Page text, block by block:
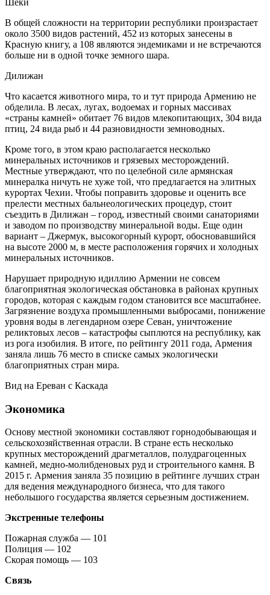
В общей сложности на территории республики произрастает
около 3500 видов растений, 452 из которых занесены в
Красную книгу, а 108 являются эндемиками и не встречаются
больше ни в одной точке земного шара.
Дилижан
Что касается животного мира, то и тут природа Армению не
обделила. В лесах, лугах, водоемах и горных массивах
«страны камней» обитает 76 видов млекопитающих, 304 вида
птиц, 24 вида рыб и 44 разновидности земноводных.
Кроме того, в этом краю располагается несколько
минеральных источников и грязевых месторождений.
Местные утверждают, что по целебной силе армянская
минералка ничуть не хуже той, что предлагается на элитных
курортах Чехии. Чтобы поправить здоровье и оценить все
прелести местных бальнеологических процедур, стоит
съездить в Дилижан – город, известный своими санаториями
и заводом по производству минеральной воды. Еще один
вариант – Джермук, высокогорный курорт, обосновавшийся
на высоте 2000 м, в месте расположения горячих и холодных
минеральных источников.
Нарушает природную идиллию Армении не совсем
благоприятная экологическая обстановка в районах крупных
городов, которая с каждым годом становится все масштабнее.
Загрязнение воздуха промышленными выбросами, понижение
уровня воды в легендарном озере Севан, уничтожение
реликтовых лесов – катастрофы сыплются на республику, как
из рога изобилия. В итоге, по рейтингу 2011 года, Армения
заняла лишь 76 место в списке самых экологически
благоприятных стран мира.
Вид на Ереван с Каскада
Экономика
Основу местной экономики составляют горнодобывающая и
сельскохозяйственная отрасли. В стране есть несколько
крупных месторождений драгметаллов, полудрагоценных
камней, медно-молибденовых руд и строительного камня. В
2015 г. Армения заняла 35 позицию в рейтинге лучших стран
для ведения международного бизнеса, что для такого
небольшого государства является серьезным достижением.
Экстренные телефоны
Пожарная служба — 101
Полиция — 102
Скорая помощь — 103
Связь